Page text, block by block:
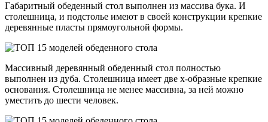
Габаритный обеденный стол выполнен из массива бука. И
столешница, и подстолье имеют в своей конструкции крепкие
деревянные пласты прямоугольной формы.
Массивный деревянный обеденный стол полностью
выполнен из дуба. Столешница имеет две х-образные крепкие
основания. Столешница не менее массивна, за ней можно
уместить до шести человек.